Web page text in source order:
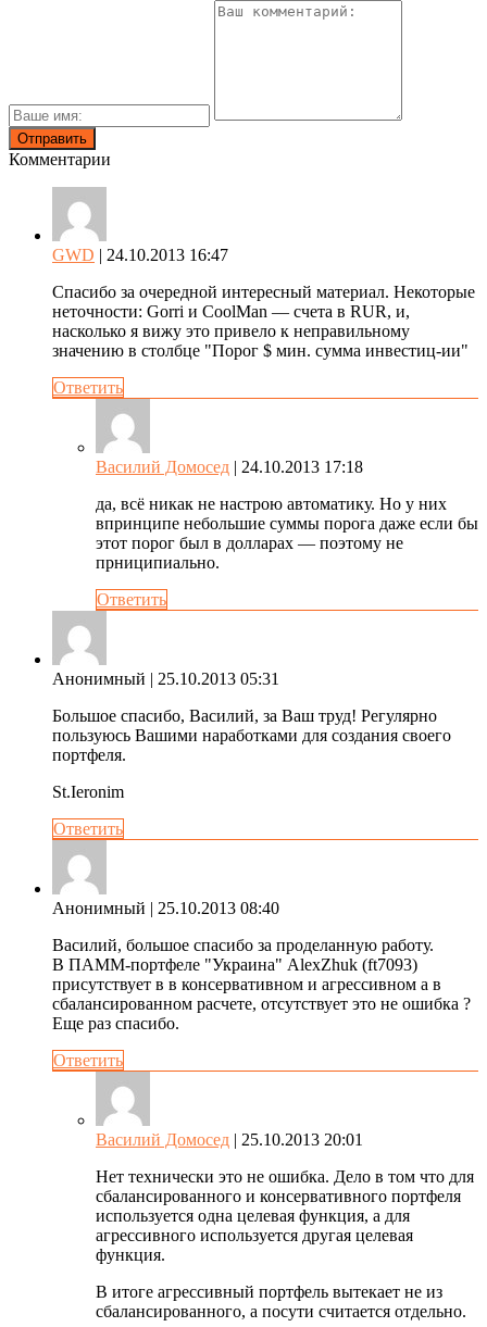
Комментарии
GWD | 24.10.2013 16:47
Спасибо за очередной интересный материал. Некоторые
неточности: Gorri и CoolMan — счета в RUR, и,
насколько я вижу это привело к неправильному
значению в столбце "Порог $ мин. сумма инвестиц-ии"
Ответить
Василий Домосед | 24.10.2013 17:18
да, всё никак не настрою автоматику. Но у них
впринципе небольшие суммы порога даже если бы
этот порог был в долларах — поэтому не
прниципиально.
Ответить
Анонимный | 25.10.2013 05:31
Большое спасибо, Василий, за Ваш труд! Регулярно
пользуюсь Вашими наработками для создания своего
портфеля.
St.Ieronim
Ответить
Анонимный | 25.10.2013 08:40
Василий, большое спасибо за проделанную работу.
В ПАММ-портфеле "Украина" AlexZhuk (ft7093)
присутствует в в консервативном и агрессивном а в
сбалансированном расчете, отсутствует это не ошибка ?
Еще раз спасибо.
Ответить
Василий Домосед | 25.10.2013 20:01
Нет технически это не ошибка. Дело в том что для
сбалансированного и консервативного портфеля
используется одна целевая функция, а для
агрессивного используется другая целевая
функция.
В итоге агрессивный портфель вытекает не из
сбалансированного, а посути считается отдельно.